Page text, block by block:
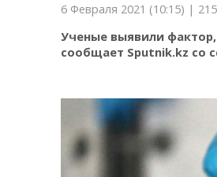
6 Февраля 2021 (10:15) |
Ученые выявили
сообщает Sputnik.kz со